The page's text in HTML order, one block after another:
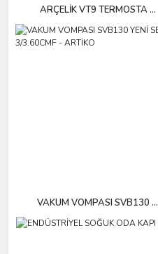
ARÇELİK VT9 TERMOSTA ...
VAKUM VOMPASI SVB130 ...